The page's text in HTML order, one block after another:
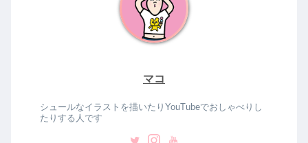
マコ
シュールなイラストを描いたりYouTubeでおしゃべりし
たりする人です